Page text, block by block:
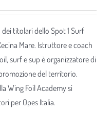
dei titolari dello Spot 1 Surf
Mare. Istruttore e coach
surf e sup è organizzatore di
del territorio.
Wing Foil Academy si
per Opes Italia.